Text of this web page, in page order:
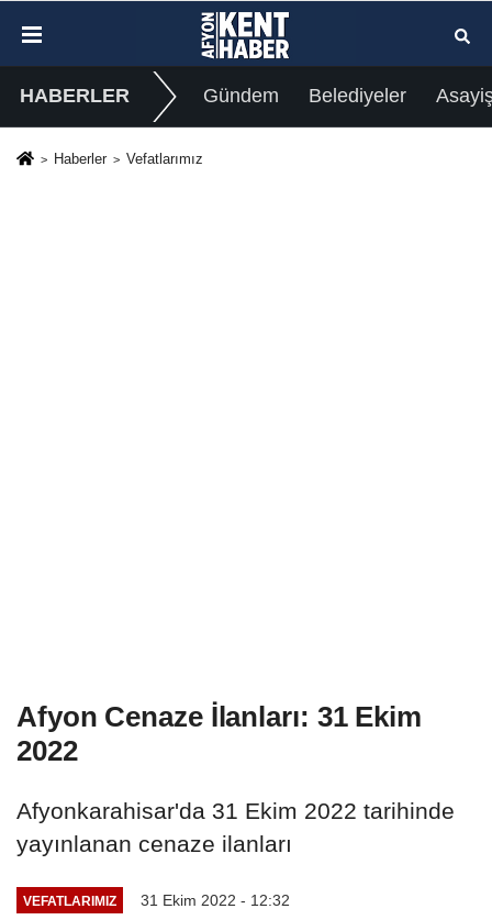
HABERLER Gündem Belediyeler
Haberler Vefatlarımız
Afyon Cenaze İlanları: 31 Ekim
2022
Afyonkarahisar'da 31 Ekim 2022 tarihinde
yayınlanan cenaze ilanları
VEFATLARIMIZ 31 Ekim 2022 - 12:32